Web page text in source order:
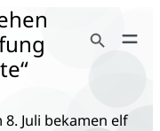
Juli bekamen elf